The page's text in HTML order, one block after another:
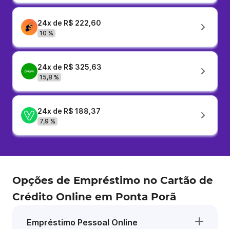
24x de R$ 222,60
10 %
24x de R$ 325,63
15,8 %
24x de R$ 188,37
7,9 %
Opções de Empréstimo no Cartão de
Crédito Online em Ponta Porã
Empréstimo Pessoal Online